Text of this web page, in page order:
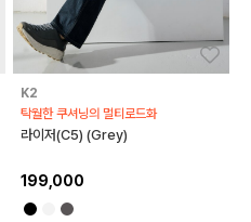
좋아요
K2
탁월한 쿠셔닝의 멀티로드화
라이저(C5) (Grey)
199,000